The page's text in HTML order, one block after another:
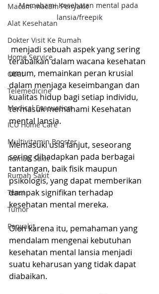
Macam-macam Penyakit
Alat Kesehatan
Dokter Visit Ke Rumah
Home Service
Obat
Telemedicine
Medical Evacuation
ICU Home Care
Multivitamin Booster
Rumah Sakit
Rumah Sakit
Tensi
Tumor
Penyakit
Memahami Kesehatan mental pada
lansia/freepik
terabaikan dalam wacana kesehatan
umum, memainkan peran krusial
dalam menjaga keseimbangan dan
kualitas hidup bagi setiap individu,
termasuk memahami Kesehatan
mental lansia.
Memasuki usia lanjut, seseorang
sering dihadapkan pada berbagai
tantangan, baik fisik maupun
psikologis, yang dapat memberikan
dampak signifikan terhadap
kesehatan mental mereka.
Oleh karena itu, pemahaman yang
mendalam mengenai kebutuhan
kesehatan mental lansia menjadi
suatu keharusan yang tidak dapat
diabaikan.